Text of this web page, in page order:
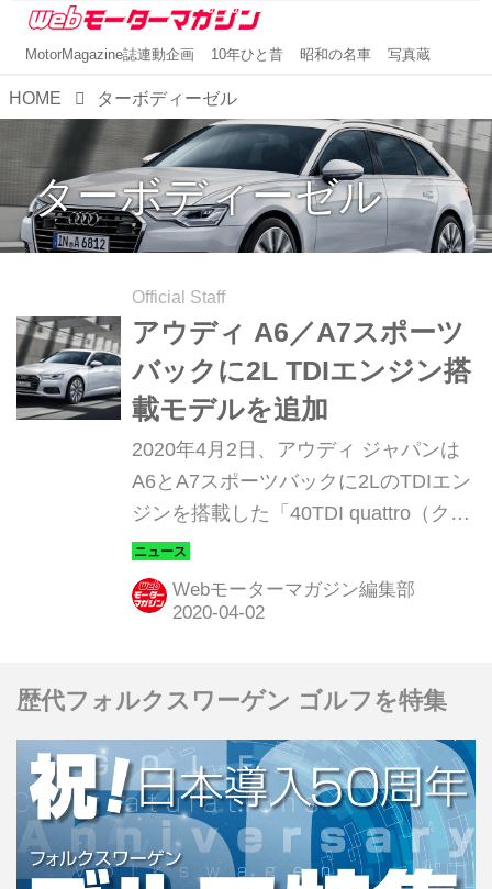
MotorMagazine誌連動企画 10年ひと昔 昭和の名車 写真蔵
HOME ターボディーゼル
ターボディーゼル
Official Staff
アウディ A6／A7スポーツ
バックに2L TDIエンジン搭
載モデルを追加
2020年4月2日、アウディ ジャパンは
A6とA7スポーツバックに2LのTDIエン
ジンを搭載した「40TDI quattro（クワ
トロ）」を設定して発売を開始したと
発表した。
Webモーターマガジン編集部
歴代フォルクスワーゲン ゴルフを特集